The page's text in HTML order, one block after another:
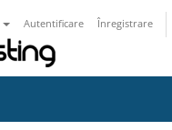
Autentificare Înregistrare